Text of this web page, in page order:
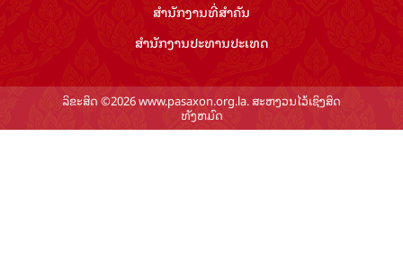
ສຳ​ນັກ​ງານ​ທີ່​ສຳ​ຄັນ
ສຳ​ນັກ​ງານ​ປະ​ທານ​ປະ​ເທດ
ລິຂະສິດ ©2026 www.pasaxon.org.la. ສະຫງວນໄວ້ເຊິງສິດ
ທັງຫມົດ